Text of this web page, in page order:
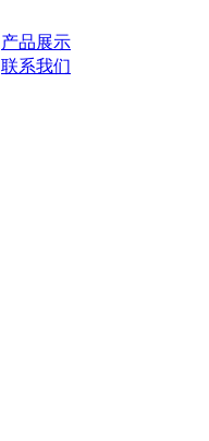
产品展示
联系我们